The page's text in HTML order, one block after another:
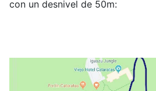
con un desnivel de 50m: